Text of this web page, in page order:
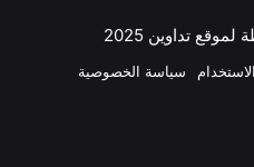
تداوين 2025
سياسة الخصوصية